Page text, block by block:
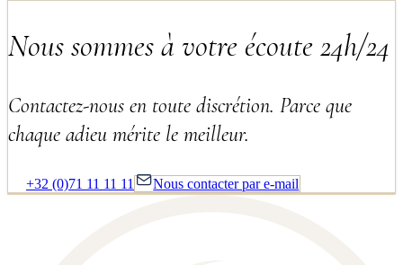
Nous sommes à votre écoute 24h/24
Contactez-nous en toute discrétion. Parce que
chaque adieu mérite le meilleur.
+32 (0)71 11 11 11 Nous contacter par e-mail